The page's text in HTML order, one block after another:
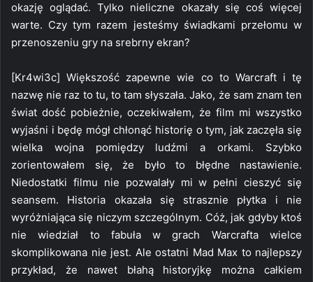
okazję oglądać. Tylko nieliczne okazały się coś więcej
warte. Czy tym razem jesteśmy świadkami przełomu w
przenoszeniu gry na srebrny ekran?
[Kr4wi3c] Większość zapewne wie co to Warcraft i tę
nazwę nie raz to tu, to tam słyszała. Jako, że sam znam ten
świat dość pobieżnie, oczekiwałem, że film mi wszystko
wyjaśni i będę mógł chłonąć historię o tym, jak zaczęła się
wielka wojna pomiędzy ludźmi a orkami. Szybko
zorientowałem się, że było to błędne nastawienie.
Niedostatki filmu nie pozwalały mi w pełni cieszyć się
seansem. Historia okazała się strasznie płytka i nie
wyróżniająca się niczym szczególnym. Cóż, jak gdyby ktoś
nie wiedział to fabuła w grach Warcrafta wielce
skomplikowana nie jest. Ale ostatni Mad Max to najlepszy
przykład, że nawet błahą historyjkę można całkiem